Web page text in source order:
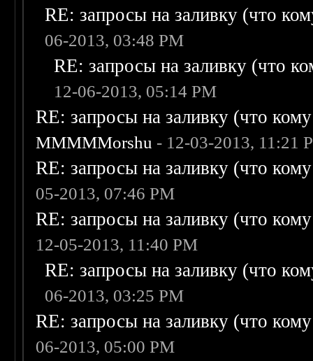
RE: запросы на заливку (что
06-2013, 03:48 PM
RE: запросы на заливку (что
12-06-2013, 05:14 PM
RE: запросы на заливку (что
MMMMMorshu - 12-03-2013, 11:21
RE: запросы на заливку (что
05-2013, 07:46 PM
RE: запросы на заливку (что
12-05-2013, 11:40 PM
RE: запросы на заливку (что
06-2013, 03:25 PM
RE: запросы на заливку (что
06-2013, 05:00 PM